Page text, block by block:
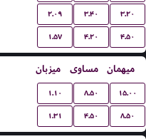
۲.۰۹ ۳.۴۰ ۳.۲۰
۱.۵۷ ۴.۲۰ ۴.۵۰
میزبان مساوی میهمان
۱.۱۰ ۸.۵۰ ۱۵.۰۰
۱.۳۱ ۴.۵۰ ۸.۵۰